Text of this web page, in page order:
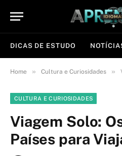
DICAS DE ESTUDO
Home » Cultura e Curiosidades »
CULTURA E CURIOSIDADES
Viagem Solo:
Países para